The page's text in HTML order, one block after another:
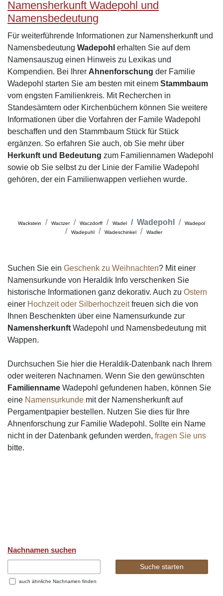
Namensherkunft Wadepohl und
Namensbedeutung
Für weiterführende Informationen zur Namensherkunft und
Namensbedeutung Wadepohl erhalten Sie auf dem
Namensauszug einen Hinweis zu Lexikas und
Kompendien. Bei Ihrer Ahnenforschung der Familie
Wadepohl starten Sie am besten mit einem Stammbaum
vom engsten Familienkreis. Mit Recherchen in
Standesämtern oder Kirchenbüchern können Sie weitere
Informationen über die Vorfahren der Famile Wadepohl
beschaffen und den Stammbaum Stück für Stück
ergänzen. So erfahren Sie auch, ob Sie mehr über
Herkunft und Bedeutung zum Familiennamen Wadepohl
sowie ob Sie selbst zu der Linie der Familie Wadepohl
gehören, der ein Familienwappen verliehen wurde.
Wackstein Wactzer Waczdorff Wadel Wadepohl
Wadepol
Wadepuhl
Wadeschinkel Wadler
Suchen Sie ein Geschenk zu Weihnachten? Mit einer
Namensurkunde von Heraldik Info verschenken Sie
historische Informationen ganz dekorativ. Auch zu Ostern
einer Hochzeit oder Silberhochzeitfreuen sich die von
Ihnen Beschenkten über eine Namensurkunde zur
Namensherkunft Wadepohl und Namensbedeutung mit
Wappen.
Durchsuchen Sie hier die Heraldik-Datenbank nach Ihrem
oder weiteren Nachnamen. Wenn Sie den gewünschten
Familienname Wadepohl gefundenen haben, können Sie
eine Namensurkunde mit der Namensherkunft auf
Pergamentpapier bestellen. Nutzen Sie dies für Ihre
Ahnenforschung zur Familie Wadepohl. Sollte ein Name
nicht in der Datenbank gefunden werden, fragen Sie uns
bitte.
Nachnamen suchen
auch ähnliche Nachnamen finden